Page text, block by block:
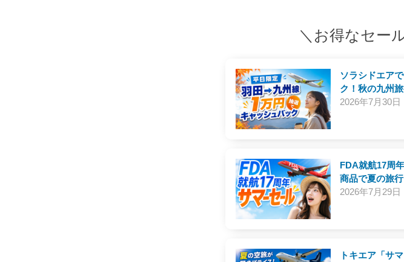
＼お得なセー
ソラシドエア
ク！秋の九州
2026年7月30日
FDA就航17周
商品で夏の旅
2026年7月29日
トキエア「サ